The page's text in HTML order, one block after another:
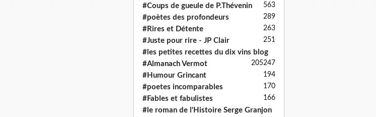
#Coups de gueule de P.Thévenin 563
#poètes des profondeurs 289
#Rires et Détente 263
#Juste pour rire - JP Clair 251
#les petites recettes du dix vins blog
247
#Almanach Vermot 205
#Humour Grincant 194
#poetes incomparables 170
#Fables et fabulistes 166
#le roman de l'Histoire Serge Granjon